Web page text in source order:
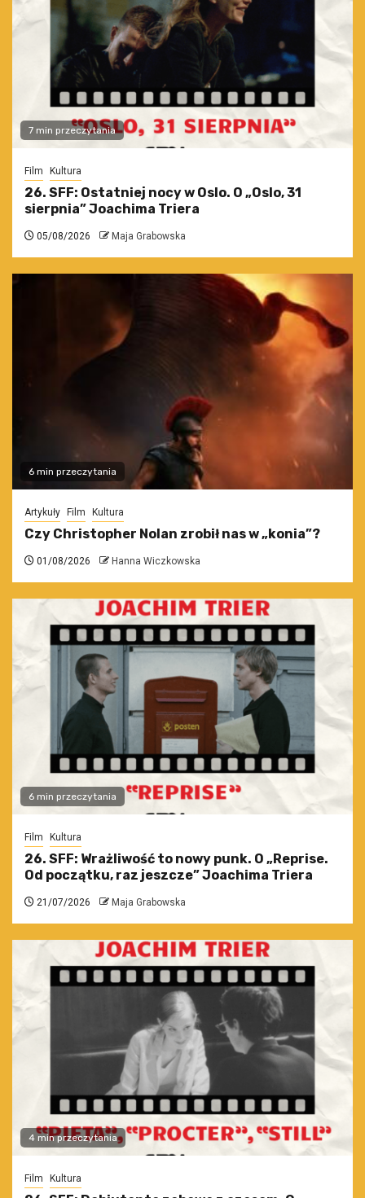
7 min przeczytania
Film Kultura
26. SFF: Ostatniej nocy w Oslo. O „Oslo, 31
sierpnia” Joachima Triera
05/08/2026 Maja Grabowska
6 min przeczytania
Artykuły Film Kultura
Czy Christopher Nolan zrobił nas w „konia”?
01/08/2026 Hanna Wiczkowska
6 min przeczytania
Film Kultura
26. SFF: Wrażliwość to nowy punk. O „Reprise.
Od początku, raz jeszcze” Joachima Triera
21/07/2026 Maja Grabowska
4 min przeczytania
Film Kultura